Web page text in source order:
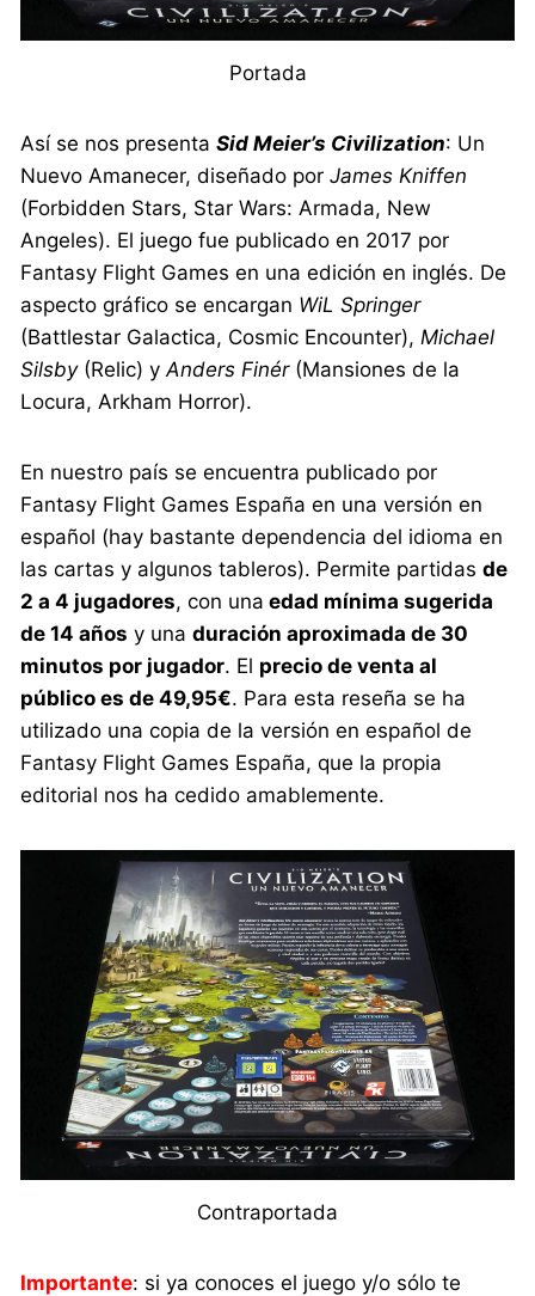
Portada
Así se nos presentaSid Meier’s Civilization: Un
Nuevo Amanecer, diseñado porJames Kniffen
(Forbidden Stars, Star Wars: Armada, New
Angeles). El juego fue publicado en 2017 por
Fantasy Flight Games en una edición en inglés. De
aspecto gráfico se encargan WiL Springer
(Battlestar Galactica, Cosmic Encounter),Michael
Silsby(Relic) yAnders Finér(Mansiones de la
Locura, Arkham Horror).
En nuestro país se encuentra publicado por
Fantasy Flight Games España en una versión en
español (hay bastante dependencia del idioma en
las cartas y algunos tableros). Permite partidasde
2 a 4 jugadores, con una edad mínima sugerida
de 14 años y unaduración aproximada de 30
minutos por jugador. El precio de venta al
público es de 49,95€. Para esta reseña se ha
utilizado una copia de la versión en español de
Fantasy Flight Games España, que la propia
editorial nos ha cedido amablemente.
Contraportada
Importante: si ya conoces el juego y/o sólo te